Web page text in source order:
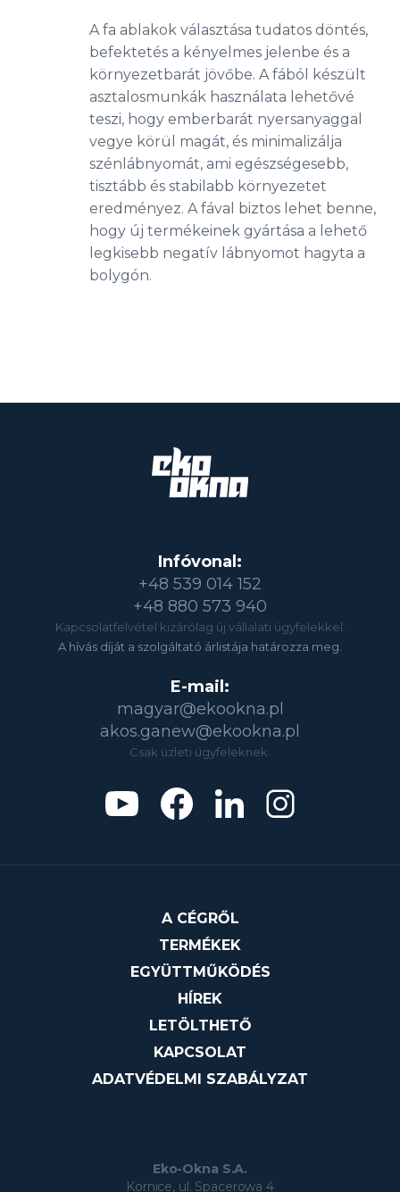
A fa ablakok választása tudatos döntés,
befektetés a kényelmes jelenbe és a
környezetbarát jövőbe. A fából készült
asztalosmunkák használata lehetővé
teszi, hogy emberbarát nyersanyaggal
vegye körül magát, és minimalizálja
szénlábnyomát, ami egészségesebb,
tisztább és stabilabb környezetet
eredményez. A fával biztos lehet benne,
hogy új termékeinek gyártása a lehető
legkisebb negatív lábnyomot hagyta a
bolygón.
Infóvonal:
+48 539 014 152
+48 880 573 940
Kapcsolatfelvétel kizárólag új vállalati ügyfelekkel.
A hívás díját a szolgáltató árlistája határozza meg.
E-mail:
magyar@ekookna.pl
akos.ganew@ekookna.pl
Csak üzleti ügyfeleknek.
A CÉGRŐL
TERMÉKEK
EGYÜTTMŰKÖDÉS
HÍREK
LETÖLTHETŐ
KAPCSOLAT
ADATVÉDELMI SZABÁLYZAT
Eko-Okna S.A.
Kornice, ul. Spacerowa 4